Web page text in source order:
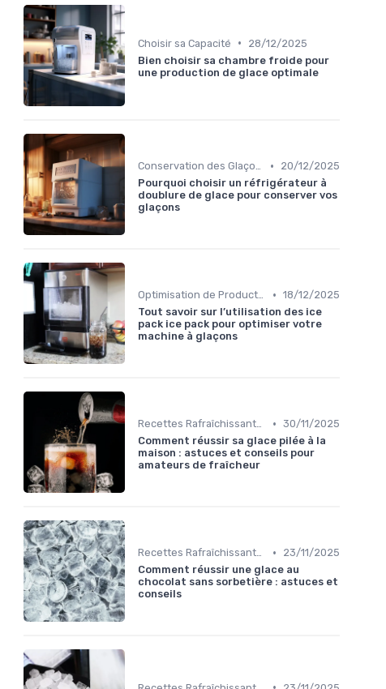
Choisir sa Capacité •
28/12/2025
Bien choisir sa chambre froide pour
une production de glace optimale
Conservation des Glaçons •
20/12/2025
Pourquoi choisir un réfrigérateur à
doublure de glace pour conserver vos
glaçons
Optimisation de Production • 18/12/2025
Tout savoir sur l’utilisation des ice
pack ice pack pour optimiser votre
machine à glaçons
Recettes Rafraîchissantes • 30/11/2025
Comment réussir sa glace pilée à la
maison : astuces et conseils pour
amateurs de fraîcheur
Recettes Rafraîchissantes •
23/11/2025
Comment réussir une glace au
chocolat sans sorbetière : astuces et
conseils